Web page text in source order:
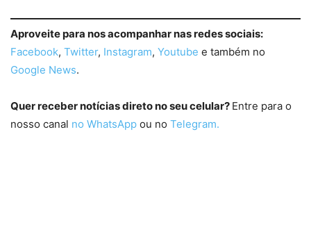
Aproveite para nos acompanhar nas redes sociais:
Facebook, Twitter, Instagram, Youtube e também no
Google News.
Quer receber notícias direto no seu celular? Entre para o
nosso canal no WhatsApp ou no Telegram.